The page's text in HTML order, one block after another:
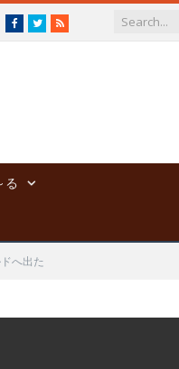
Facebook
TwitterRSS
る
へ出た